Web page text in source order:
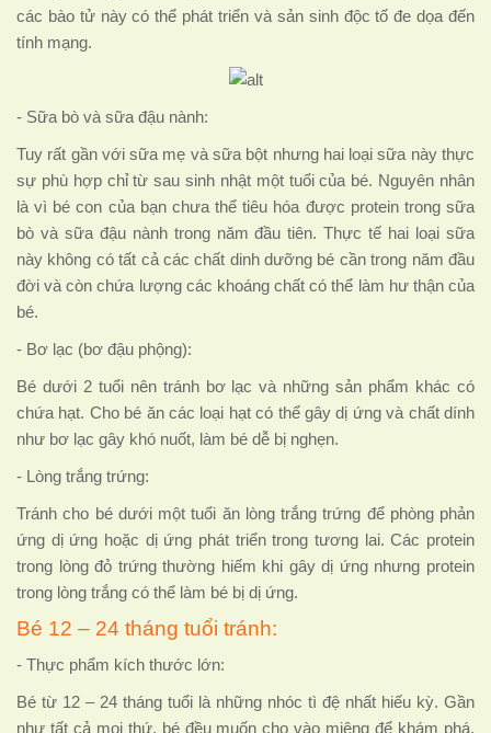
các bào tử này có thể phát triển và sản sinh độc tố đe dọa đến
tính mạng.
- Sữa bò và sữa đậu nành:
Tuy rất gần với sữa mẹ và sữa bột nhưng hai loại sữa này thực
sự phù hợp chỉ từ sau sinh nhật một tuổi của bé. Nguyên nhân
là vì bé con của bạn chưa thể tiêu hóa được protein trong sữa
bò và sữa đậu nành trong năm đầu tiên. Thực tế hai loại sữa
này không có tất cả các chất dinh dưỡng bé cần trong năm đầu
đời và còn chứa lượng các khoáng chất có thể làm hư thận của
bé.
- Bơ lạc (bơ đậu phộng):
Bé dưới 2 tuổi nên tránh bơ lạc và những sản phẩm khác có
chứa hạt. Cho bé ăn các loại hạt có thể gây dị ứng và chất dính
như bơ lạc gây khó nuốt, làm bé dễ bị nghẹn.
- Lòng trắng trứng:
Tránh cho bé dưới một tuổi ăn lòng trắng trứng để phòng phản
ứng dị ứng hoặc dị ứng phát triển trong tương lai. Các protein
trong lòng đỏ trứng thường hiếm khi gây dị ứng nhưng protein
trong lòng trắng có thể làm bé bị dị ứng.
Bé 12 – 24 tháng tuổi tránh:
- Thực phẩm kích thước lớn:
Bé từ 12 – 24 tháng tuổi là những nhóc tì đệ nhất hiếu kỳ. Gần
như tất cả mọi thứ, bé đều muốn cho vào miệng để khám phá.